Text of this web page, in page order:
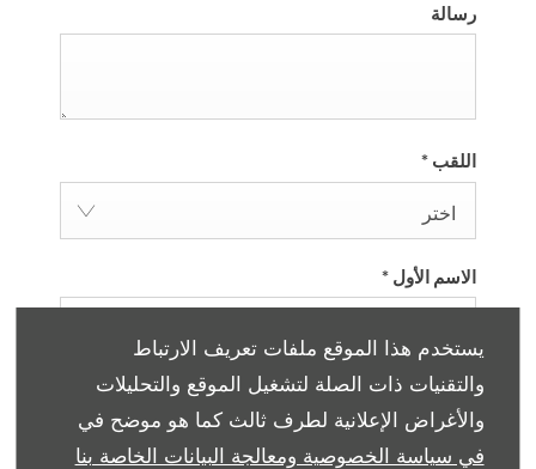
يستخدم هذا الموقع ملفات تعريف الارتباط
والتقنيات ذات الصلة لتشغيل الموقع والتحليلات
والأغراض الإعلانية لطرف ثالث كما هو موضح في
في سياسة الخصوصية ومعالجة البيانات الخاصة بنا
رسالة
اللقب *
اختر
الاسم الأول *
الاسم الأخير*